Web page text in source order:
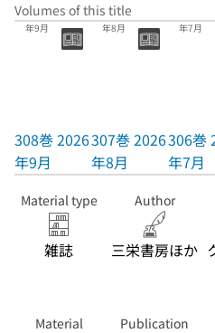
Volumes of this title
308巻 2026
年9月
308巻 2026
年9月
307巻 2026
年8月
307巻 2026
年8月
年7月
306巻
年7月
Material type
雑誌
Author
三栄書房ほか
Material
Publication